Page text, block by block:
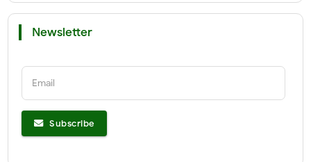
Newsletter
Email
Subscribe